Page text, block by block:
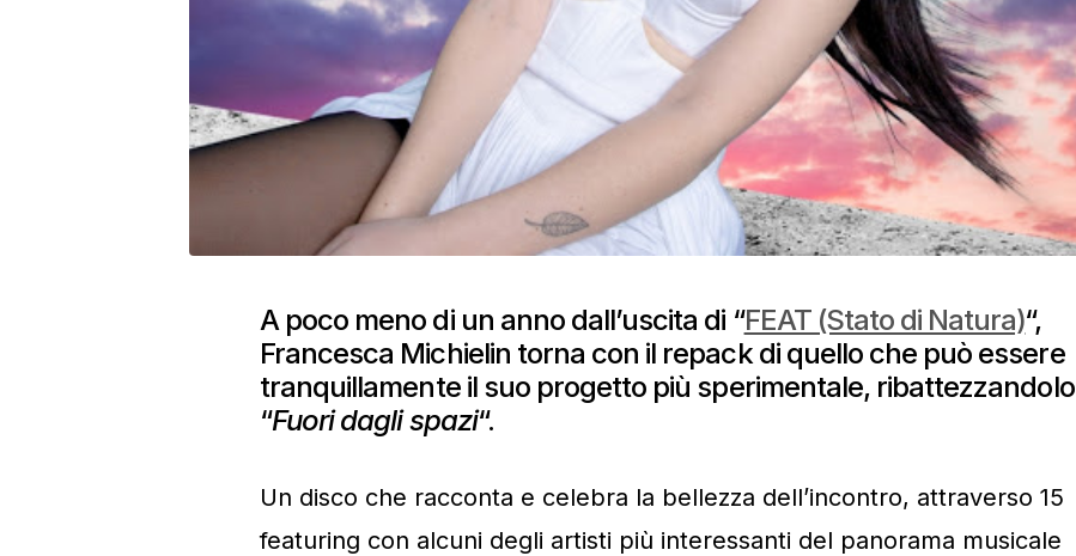
A poco meno di un anno dall’uscita di “FEAT (Stato di Natura)“,
Francesca Michielin torna con il repack di quello che può essere
tranquillamente il suo progetto più sperimentale, ribattezzandolo
“Fuori dagli spazi“.
Un disco che racconta e celebra la bellezza dell’incontro, attraverso 15
featuring con alcuni degli artisti più interessanti del panorama musicale